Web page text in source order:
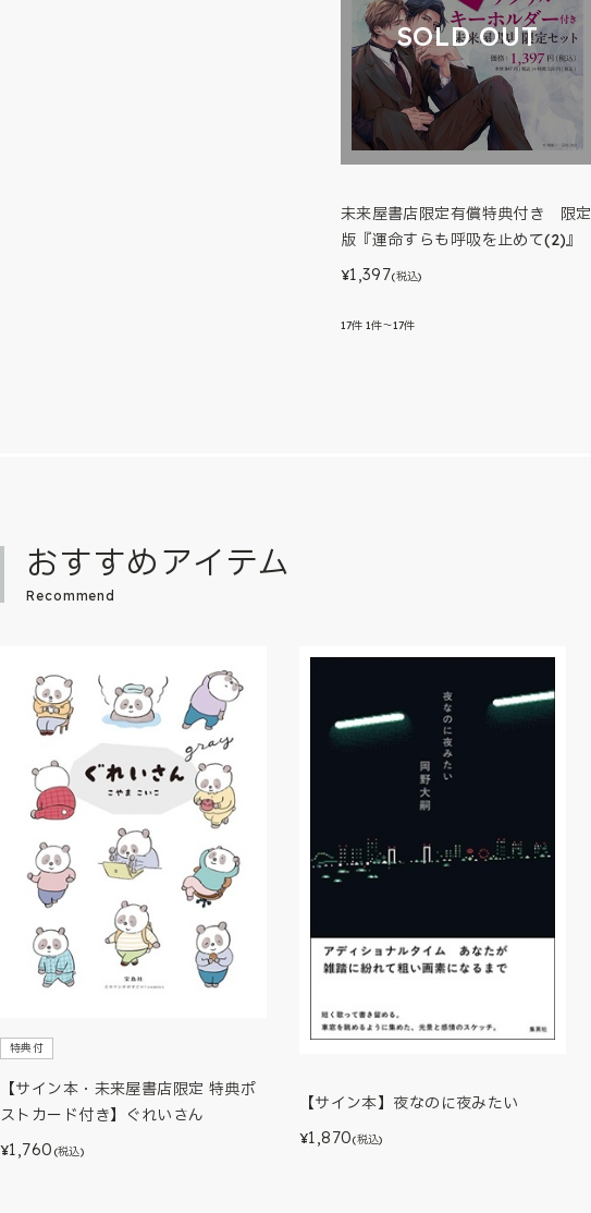
SOLD OUT
未来屋書店限定有償特典付き 限定
版『運命すらも呼吸を止めて(2)』
¥1,397(税込)
17件 1件～17件
おすすめアイテム
Recommend
特典付
【サイン本・未来屋書店限定 特典ポ
ストカード付き】ぐれいさん
¥1,760 (税込)
【サイン本】夜なのに夜みたい
¥1,870(税込)